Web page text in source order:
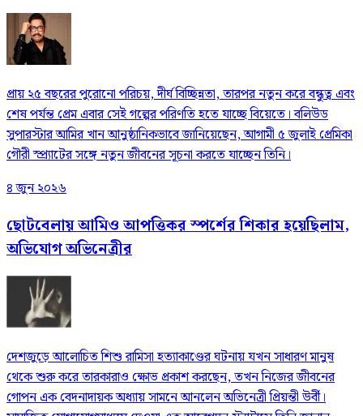
প্রায় ২৫ বছরের পুরোনো পরিচয়, দীর্ঘ বিচ্ছিন্নতা, তারপর নতুন করে বন্ধুত্ব এবং
শেষ পর্যন্ত প্রেম এবার সেই গল্পের পরিণতি হতে যাচ্ছে বিয়েতে। বলিউড
সুপারস্টার আমির খান আনুষ্ঠানিকভাবে জানিয়েছেন, আগামী ৫ জুলাই প্রেমিকা
গৌরী স্প্র্যাটের সঙ্গে নতুন জীবনের সূচনা করতে যাচ্ছেন তিনি।
৪ জুন ২০২৬
ছোটবেলায় আমিও আপত্তিকর স্পর্শের শিকার হয়েছিলাম,
অভিযোগ অভিনেত্রীর
দেশজুড়ে আলোচিত শিশু রামিসা হত্যাকাণ্ডের ঘটনায় যখন সাধারণ মানুষ
থেকে শুরু করে তারকারাও ক্ষোভ প্রকাশ করছেন, তখন নিজের জীবনের
গোপন এক বেদনাদায়ক অধ্যায় সামনে আনলেন অভিনেত্রী প্রিয়ন্তী উর্বী।